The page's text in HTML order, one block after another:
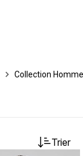
Collection
Trier